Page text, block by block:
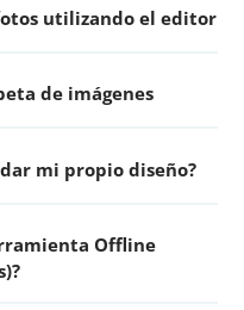
utilizando el editor
de imágenes
mi propio diseño?
Offline